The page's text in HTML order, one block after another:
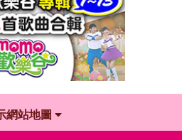
網站地圖